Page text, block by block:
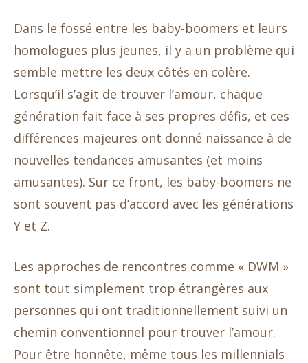
Dans le fossé entre les baby-boomers et leurs
homologues plus jeunes, il y a un problème qui
semble mettre les deux côtés en colère.
Lorsqu’il s’agit de trouver l’amour, chaque
génération fait face à ses propres défis, et ces
différences majeures ont donné naissance à de
nouvelles tendances amusantes (et moins
amusantes). Sur ce front, les baby-boomers ne
sont souvent pas d’accord avec les générations
Y et Z.
Les approches de rencontres comme « DWM »
sont tout simplement trop étrangères aux
personnes qui ont traditionnellement suivi un
chemin conventionnel pour trouver l’amour.
Pour être honnête, même tous les millennials